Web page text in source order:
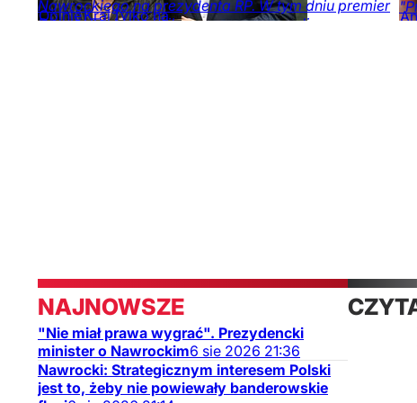
OpinieKrajTylko na
Nawrockiego na prezydenta RP. W tym dniu premier
Donald Tusk zwrócił uwagę na ceny paliw.
NAJNOWSZE
"Nie miał prawa wygrać". Prezydencki
minister o Nawrockim6 sie 2026 21:36
Nawrocki: Strategicznym interesem Polski
jest to, żeby nie powiewały banderowskie